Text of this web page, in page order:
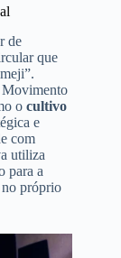
de
que
Movimento
o cultivo
e
com
utiliza
para a
próprio